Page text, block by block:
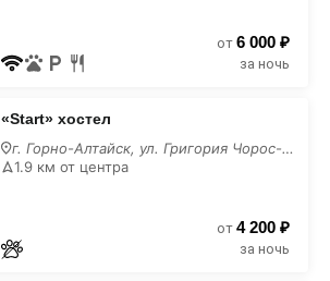
от 6 000 ₽
за ночь
«Start» хостел
г. Горно-Алтайск, ул. Григория Чорос-Гуркина, 119
1.9 км от центра
от 4 200 ₽
за ночь